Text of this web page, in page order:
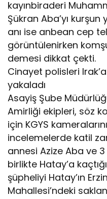
kayınbiraderi
Şükran Aba’yı
anı ise anbean cep
görüntülenirken
demesi dikkat çekti.
Cinayet polisleri
yakaladı
Asayiş Şube
Amirliği ekipleri, söz
için KGYS
incelemelerde katil
annesi Azize Aba ve
birlikte Hatay’a
şüpheliyi Hatay’ın
Mahallesi’ndeki